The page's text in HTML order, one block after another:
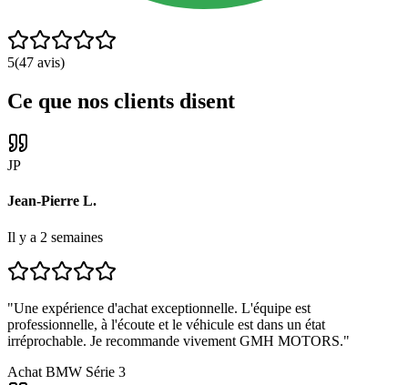
5(47 avis)
Ce que nos clients disent
JP
Jean-Pierre L.
Il y a 2 semaines
"Une expérience d'achat exceptionnelle. L'équipe est
professionnelle, à l'écoute et le véhicule est dans un état
irréprochable. Je recommande vivement GMH MOTORS."
Achat BMW Série 3